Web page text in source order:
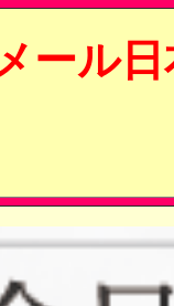
ール